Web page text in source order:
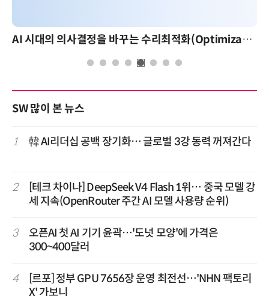
AI 시대의 의사결정을 바꾸는 수리최적화(Optimization): 실제 산업 적용 사례와 활용 전략 AI 핀옵스 실전 세미
SW 많이 본 뉴스
1 韓 AI리더십 공백 장기화… 글로벌 3강 동력 꺼져간다
2
[테크 차이나] DeepSeek V4 Flash 1위… 중국 모델 강
세 지속(OpenRouter 주간 AI 모델 사용량 순위)
3
오픈AI 첫 AI 기기 윤곽…'도넛 모양'에 가격은
300~400달러
4
[르포] 정부 GPU 7656장 운영 최전선…'NHN 팩토리
X' 가보니